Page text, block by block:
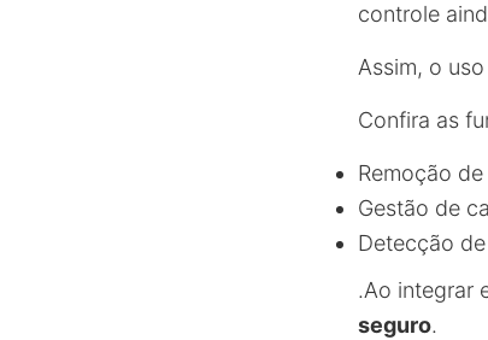
controle
Assim, o
Confira as
Remoção
Gestão de
Detecção
.Ao integrar
seguro.